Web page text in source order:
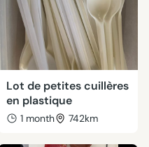
Lot de petites cuillères
en plastique
1 month 742km